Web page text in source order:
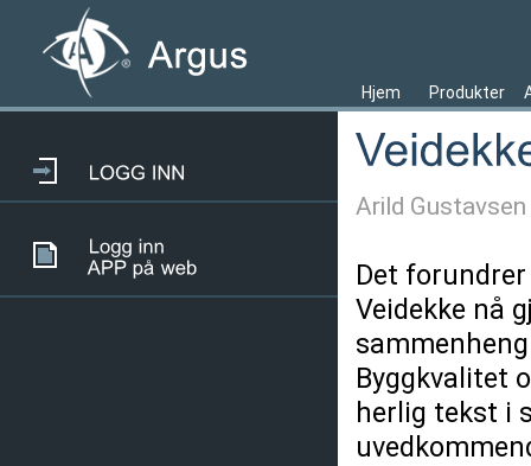
Hjem Produkter
Arild
Det
Veidekke nå
Byggkvalitet
herlig tekst i